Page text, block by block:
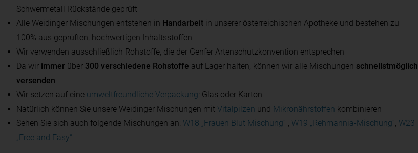
Schwermetall Rückstände geprüft
Alle Weidinger Mischungen entstehen in Handarbeit in unserer österreichischen Apotheke und bestehen zu
100% aus geprüften, hochwertigen Inhaltsstoffen
Wir verwenden ausschließlich Rohstoffe, die der Genfer Artenschutzkonvention entsprechen
Da wir immer über 300 verschiedene Rohstoffe auf Lager halten, können wir alle Mischungen schnellstmöglich
versenden
Wir setzen auf eine umweltfreundliche Verpackung: Glas oder Karton
Natürlich können Sie unsere Weidinger Mischungen mit Vitalpilzen und Mikronährstoffen kombinieren
Sehen Sie sich auch folgende Mischungen an: W18 „Frauen Blut Mischung“ , W19 „Rehmannia-Mischung“, W23
„Free and Easy“